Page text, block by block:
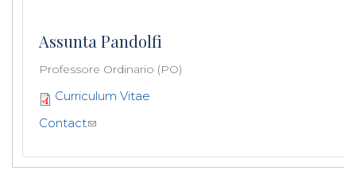
Assunta Pandolfi
Professore Ordinario (PO)
Curriculum Vitae
Contact